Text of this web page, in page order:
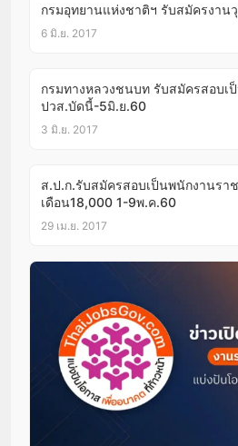
กรมอุทยานแห่งชาติฯ รับสมัครงา
6 มิ.ย. 2017
กรมทางหลวงชนบท รับสมัครสอบเ
ปวส.บัดนี้-5มิ.ย.60
3 มิ.ย. 2017
ส.ป.ก.รับสมัครสอบเป็นพนักงานรา
เดือน18,000 1-9พ.ค.60
29 เม.ย. 2017